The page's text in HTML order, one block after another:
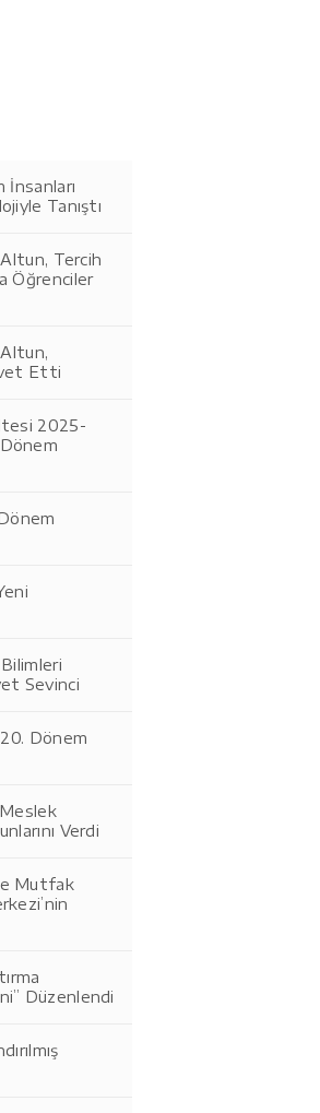
İnsanları
Tanıştı
Tercih
Öğrenciler
Etti
2025-
Bilimleri
Sevinci
Dönem
Verdi
Mutfak
Düzenlendi